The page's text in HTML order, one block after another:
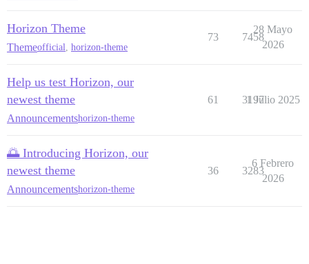
Horizon Theme
Themeofficial, horizon-theme
73 7458
28 Mayo
2026
Help us test Horizon, our
newest theme
Announcementshorizon-theme
61 3197
1 Julio 2025
🌅 Introducing Horizon, our
newest theme
Announcementshorizon-theme
36 3283
6 Febrero
2026